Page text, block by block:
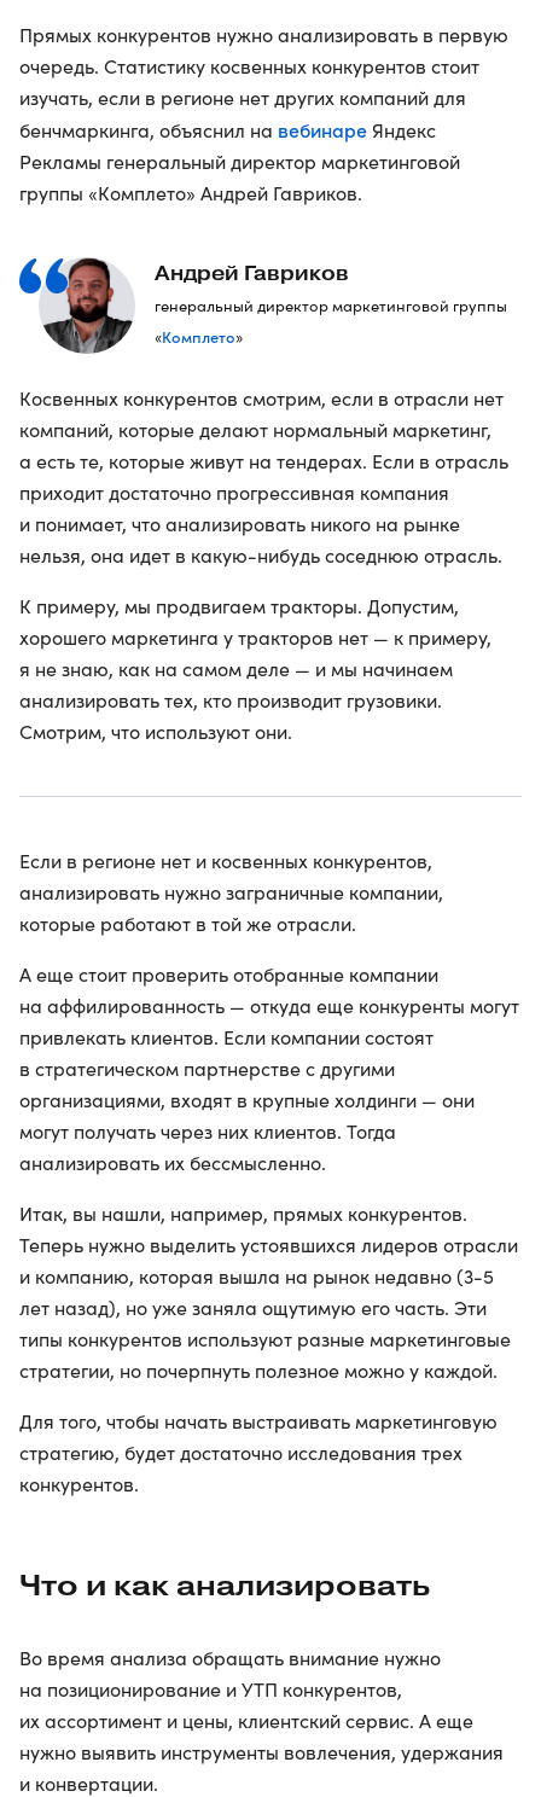
Прямых конкурентов нужно анализировать в первую
очередь. Статистику косвенных конкурентов стоит
изучать, если в регионе нет других компаний для
бенчмаркинга, объяснил на вебинаре Яндекс
Рекламы генеральный директор маркетинговой
группы «Комплето» Андрей Гавриков.
Андрей Гавриков
генеральный директор маркетинговой группы
«Комплето»
Косвенных конкурентов смотрим, если в отрасли нет
компаний, которые делают нормальный маркетинг,
а есть те, которые живут на тендерах. Если в отрасль
приходит достаточно прогрессивная компания
и понимает, что анализировать никого на рынке
нельзя, она идет в какую-нибудь соседнюю отрасль.
К примеру, мы продвигаем тракторы. Допустим,
хорошего маркетинга у тракторов нет — к примеру,
я не знаю, как на самом деле — и мы начинаем
анализировать тех, кто производит грузовики.
Смотрим, что используют они.
Если в регионе нет и косвенных конкурентов,
анализировать нужно заграничные компании,
которые работают в той же отрасли.
А еще стоит проверить отобранные компании
на аффилированность — откуда еще конкуренты могут
привлекать клиентов. Если компании состоят
в стратегическом партнерстве с другими
организациями, входят в крупные холдинги — они
могут получать через них клиентов. Тогда
анализировать их бессмысленно.
Итак, вы нашли, например, прямых конкурентов.
Теперь нужно выделить устоявшихся лидеров отрасли
и компанию, которая вышла на рынок недавно (3-5
лет назад), но уже заняла ощутимую его часть. Эти
типы конкурентов используют разные маркетинговые
стратегии, но почерпнуть полезное можно у каждой.
Для того, чтобы начать выстраивать маркетинговую
стратегию, будет достаточно исследования трех
конкурентов.
Что и как анализировать
Во время анализа обращать внимание нужно
на позиционирование и УТП конкурентов,
их ассортимент и цены, клиентский сервис. А еще
нужно выявить инструменты вовлечения, удержания
и конвертации.